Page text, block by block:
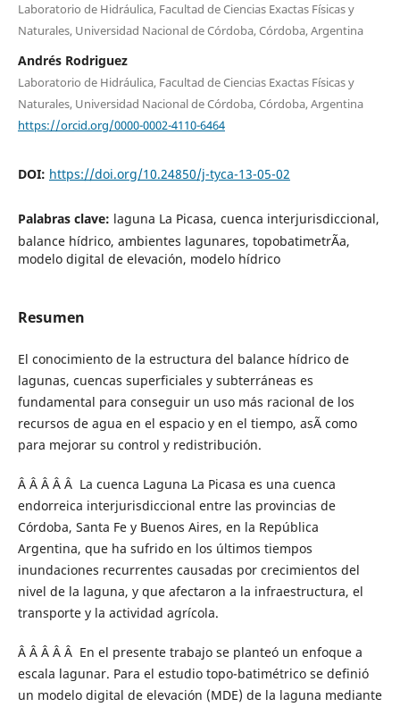
Laboratorio de Hidráulica, Facultad de Ciencias Exactas Físicas y
Naturales, Universidad Nacional de Córdoba, Córdoba, Argentina
Andrés Rodriguez
Laboratorio de Hidráulica, Facultad de Ciencias Exactas Físicas y
Naturales, Universidad Nacional de Córdoba, Córdoba, Argentina
https://orcid.org/0000-0002-4110-6464
DOI: https://doi.org/10.24850/j-tyca-13-05-02
Palabras clave: laguna La Picasa, cuenca interjurisdiccional,
balance hídrico, ambientes lagunares, topobatimetrÃ­a,
modelo digital de elevación, modelo hídrico
Resumen
El conocimiento de la estructura del balance hídrico de
lagunas, cuencas superficiales y subterráneas es
fundamental para conseguir un uso más racional de los
recursos de agua en el espacio y en el tiempo, asÃ­ como
para mejorar su control y redistribución.
Â Â Â Â Â La cuenca Laguna La Picasa es una cuenca
endorreica interjurisdiccional entre las provincias de
Córdoba, Santa Fe y Buenos Aires, en la República
Argentina, que ha sufrido en los últimos tiempos
inundaciones recurrentes causadas por crecimientos del
nivel de la laguna, y que afectaron a la infraestructura, el
transporte y la actividad agrícola.
Â Â Â Â Â En el presente trabajo se planteó un enfoque a
escala lagunar. Para el estudio topo-batimétrico se definió
un modelo digital de elevación (MDE) de la laguna mediante